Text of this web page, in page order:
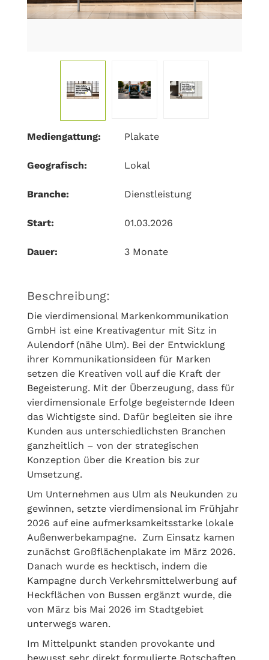
Mediengattung: Plakate
Geografisch: Lokal
Branche: Dienstleistung
Start: 01.03.2026
Dauer: 3 Monate
Beschreibung:
Die vierdimensional Markenkommunikation
GmbH ist eine Kreativagentur mit Sitz in
Aulendorf (nähe Ulm). Bei der Entwicklung
ihrer Kommunikationsideen für Marken
setzen die Kreativen voll auf die Kraft der
Begeisterung. Mit der Überzeugung, dass für
vierdimensionale Erfolge begeisternde Ideen
das Wichtigste sind. Dafür begleiten sie ihre
Kunden aus unterschiedlichsten Branchen
ganzheitlich – von der strategischen
Konzeption über die Kreation bis zur
Umsetzung.
Um Unternehmen aus Ulm als Neukunden zu
gewinnen, setzte vierdimensional im Frühjahr
2026 auf eine aufmerksamkeitsstarke lokale
Außenwerbekampagne. Zum Einsatz kamen
zunächst Großflächenplakate im März 2026.
Danach wurde es hecktisch, indem die
Kampagne durch Verkehrsmittelwerbung auf
Heckflächen von Bussen ergänzt wurde, die
von März bis Mai 2026 im Stadtgebiet
unterwegs waren.
Im Mittelpunkt standen provokante und